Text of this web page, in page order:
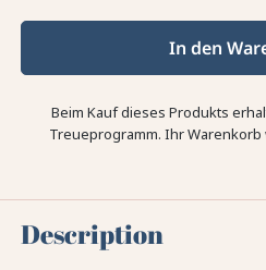
In den
Beim Kauf dieses Produkts
Treueprogramm. Ihr
Description